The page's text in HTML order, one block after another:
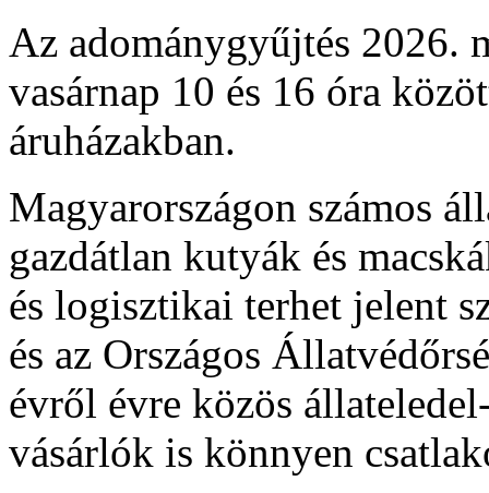
Az adománygyűjtés 2026.
vasárnap 10 és 16 óra
áruházakban.
Magyarországon számos
gazdátlan kutyák és
és logisztikai terhet jelent
és az Országos
évről évre közös
vásárlók is könnyen